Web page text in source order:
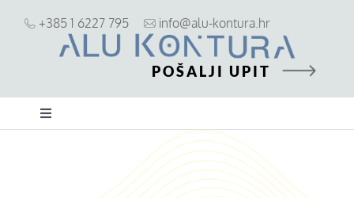
+385 1 6227 795 info@alu-kontura.hr
POŠALJI UPIT
Toggle